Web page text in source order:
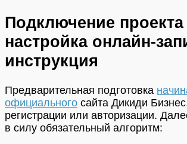
Подключение проекта
настройка онлайн-
инструкция
Предварительная подготовка
официального сайта Дикиди
регистрации или авторизации.
в силу обязательный алгоритм: